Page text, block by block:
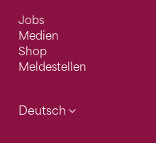
Jobs
Medien
Shop
Meldestellen
Deutsch